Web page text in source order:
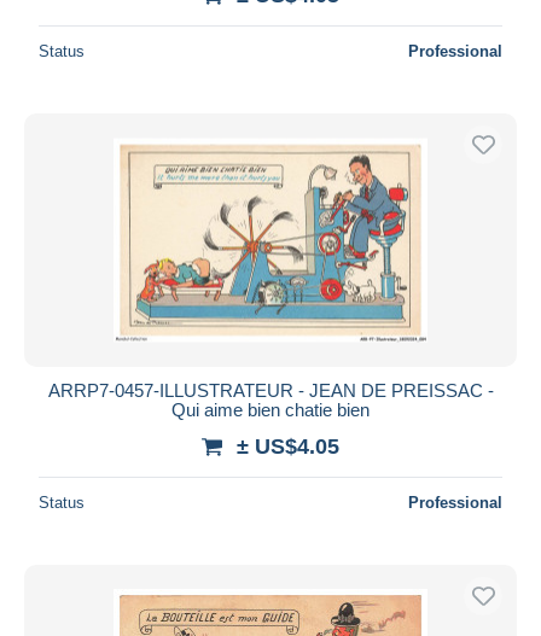
Status Professional
ARRP7-0457-ILLUSTRATEUR - JEAN DE PREISSAC -
Qui aime bien chatie bien
± US$4.05
Status Professional